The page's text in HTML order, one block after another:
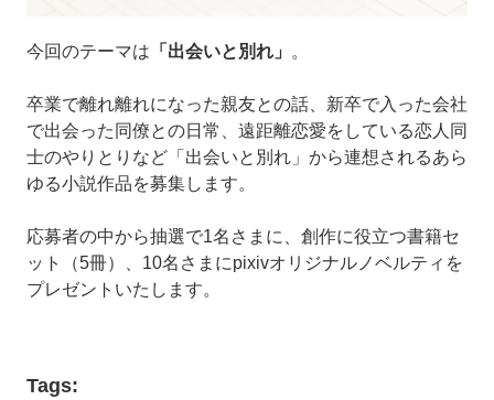
今回のテーマは 「出会いと別れ」 。
卒業で離れ離れになった親友との話、新卒で入った会社
で出会った同僚との日常、遠距離恋愛をしている恋人同
士のやりとりなど「出会いと別れ」から連想されるあら
ゆる小説作品を募集します。
応募者の中から抽選で1名さまに、創作に役立つ書籍セ
ット（5冊）、10名さまにpixivオリジナルノベルティを
プレゼントいたします。
Tags: